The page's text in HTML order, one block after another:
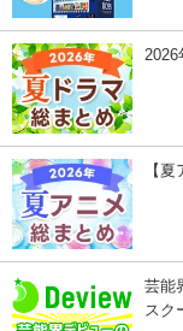
2026
【
芸能
スク